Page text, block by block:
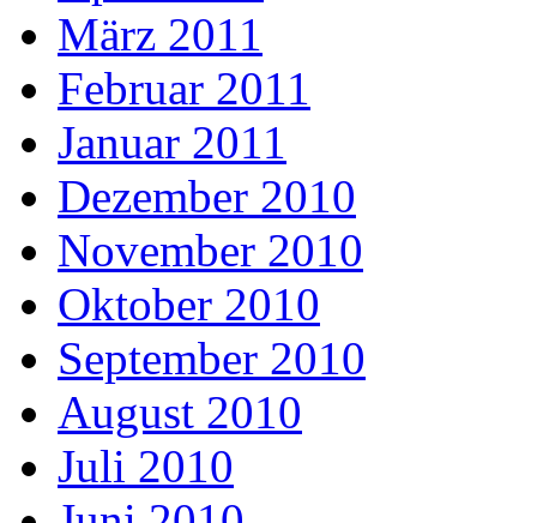
März 2011
Februar 2011
Januar 2011
Dezember 2010
November 2010
Oktober 2010
September 2010
August 2010
Juli 2010